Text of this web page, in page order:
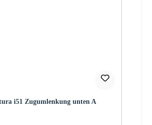
i51 Zugumlenkung unten A